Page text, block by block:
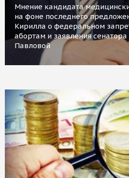
Мнение кандидата
на фоне последнего
Кирилла о федеральном
абортам и заявления
Павловой